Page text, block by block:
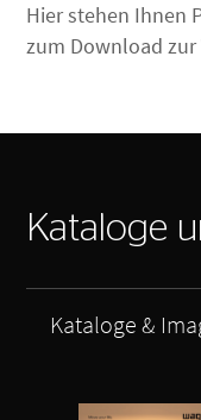
Hier stehen Ihnen
zum Download zur
Kataloge
Kataloge &